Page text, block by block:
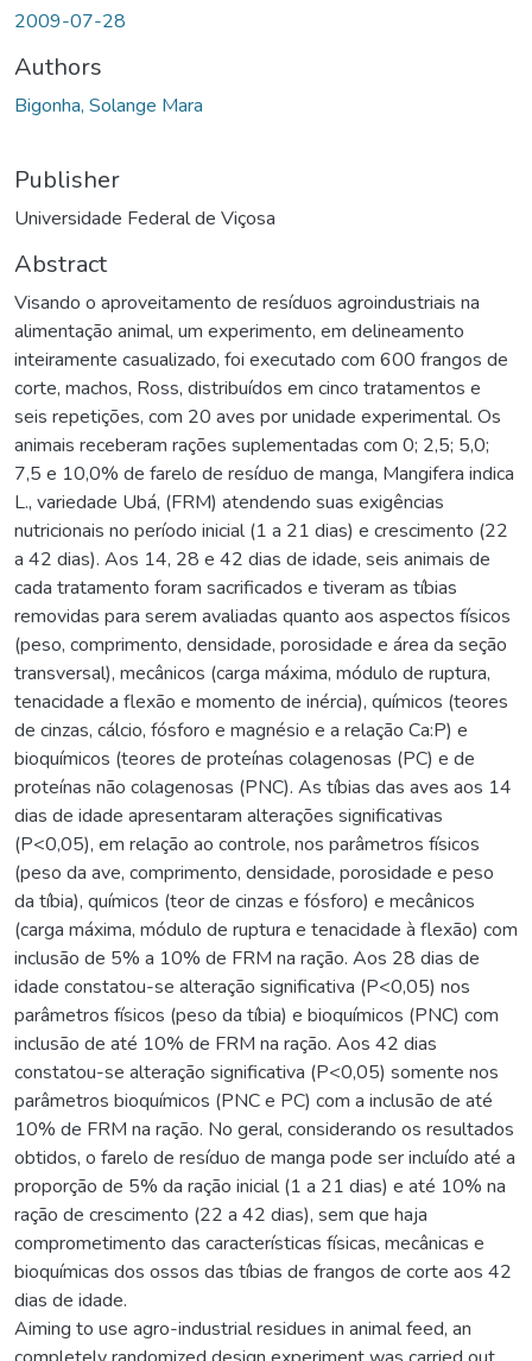
2009-07-28
Authors
Bigonha, Solange Mara
Publisher
Universidade Federal de Viçosa
Abstract
Visando o aproveitamento de resíduos agroindustriais na
alimentação animal, um experimento, em delineamento
inteiramente casualizado, foi executado com 600 frangos de
corte, machos, Ross, distribuídos em cinco tratamentos e
seis repetições, com 20 aves por unidade experimental. Os
animais receberam rações suplementadas com 0; 2,5; 5,0;
7,5 e 10,0% de farelo de resíduo de manga, Mangifera indica
L., variedade Ubá, (FRM) atendendo suas exigências
nutricionais no período inicial (1 a 21 dias) e crescimento (22
a 42 dias). Aos 14, 28 e 42 dias de idade, seis animais de
cada tratamento foram sacrificados e tiveram as tíbias
removidas para serem avaliadas quanto aos aspectos físicos
(peso, comprimento, densidade, porosidade e área da seção
transversal), mecânicos (carga máxima, módulo de ruptura,
tenacidade a flexão e momento de inércia), químicos (teores
de cinzas, cálcio, fósforo e magnésio e a relação Ca:P) e
bioquímicos (teores de proteínas colagenosas (PC) e de
proteínas não colagenosas (PNC). As tíbias das aves aos 14
dias de idade apresentaram alterações significativas
(P<0,05), em relação ao controle, nos parâmetros físicos
(peso da ave, comprimento, densidade, porosidade e peso
da tíbia), químicos (teor de cinzas e fósforo) e mecânicos
(carga máxima, módulo de ruptura e tenacidade à flexão) com
inclusão de 5% a 10% de FRM na ração. Aos 28 dias de
idade constatou-se alteração significativa (P<0,05) nos
parâmetros físicos (peso da tíbia) e bioquímicos (PNC) com
inclusão de até 10% de FRM na ração. Aos 42 dias
constatou-se alteração significativa (P<0,05) somente nos
parâmetros bioquímicos (PNC e PC) com a inclusão de até
10% de FRM na ração. No geral, considerando os resultados
obtidos, o farelo de resíduo de manga pode ser incluído até a
proporção de 5% da ração inicial (1 a 21 dias) e até 10% na
ração de crescimento (22 a 42 dias), sem que haja
comprometimento das características físicas, mecânicas e
bioquímicas dos ossos das tíbias de frangos de corte aos 42
dias de idade.
Aiming to use agro-industrial residues in animal feed, an